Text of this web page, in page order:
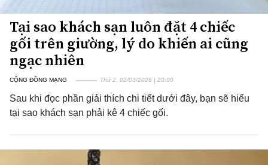
Tại sao khách sạn luôn đặt 4 chiếc
gối trên giường, lý do khiến ai cũng
ngạc nhiên
CỘNG ĐỒNG MẠNG Thứ 2, 02/03/2026 | 20:00
Sau khi đọc phần giải thích chi tiết dưới đây, bạn sẽ hiểu
tại sao khách sạn phải kê 4 chiếc gối.